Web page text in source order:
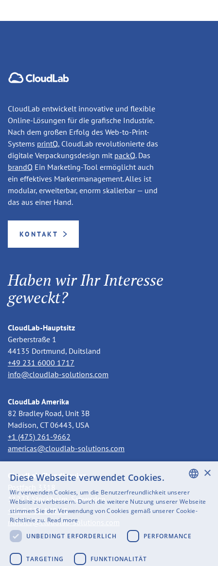
CloudLab entwickelt innovative und flexible
Online-Lösungen für die grafische Industrie.
Nach dem großen Erfolg des Web-to-Print-
Systems printQ, CloudLab revolutionierte das
digitale Verpackungsdesign mit packQ. Das
brandQ Ein Marketing-Tool ermöglicht auch
ein effektives Markenmanagement. Alles ist
modular, erweiterbar, enorm skalierbar — und
das aus einer Hand.
KONTAKT
Haben wir Ihr Interesse
geweckt?
CloudLab-Hauptsitz
Gerberstraße 1
44135 Dortmund, Duitsland
+49 231 6000 1717
info@cloudlab-solutions.com
CloudLab Amerika
82 Bradley Road, Unit 3B
Madison, CT 06443, USA
+1 (475) 261-9662
americas@cloudlab-solutions.com
CloudLab Skandinavien
11273 Stockholm, Schweden
+46 8 525 199 50
nordics@cloudlab-solutions.com
ENGLISH
SWEDISH
×
Diese Webseite verwendet Cookies.
Wir verwenden Cookies, um die Benutzerfreundlichkeit unserer
Website zu verbessern. Durch die weitere Nutzung unserer Webseite
stimmen Sie der Verwendung von Cookies gemäß unserer Cookie-
Richtlinie zu. Read more
UNBEDINGT ERFORDERLICH
PERFORMANCE
TARGETING FUNKTIONALITÄT